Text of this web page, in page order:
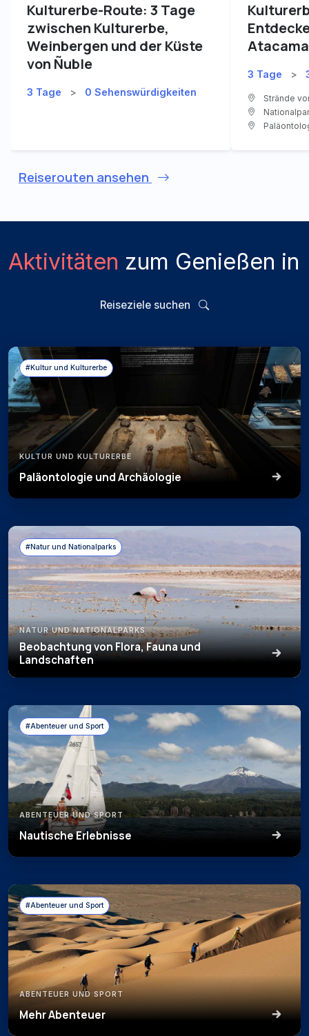
Kulturerbe-Route: 3 Tage
zwischen Kulturerbe,
Weinbergen und der Küste
von Ñuble
3 Tage > 0 Sehenswürdigkeiten
Atacama
3 Tage >
Strände
Reiserouten ansehen
Aktivitäten zum Genießen in
Reiseziele suchen
#Kultur und Kulturerbe
KULTUR UND KULTURERBE
Paläontologie und Archäologie
#Natur und Nationalparks
NATUR UND NATIONALPARKS
Beobachtung von Flora, Fauna und
Landschaften
#Abenteuer und Sport
ABENTEUER UND SPORT
Nautische Erlebnisse
#Abenteuer und Sport
ABENTEUER UND SPORT
Mehr Abenteuer